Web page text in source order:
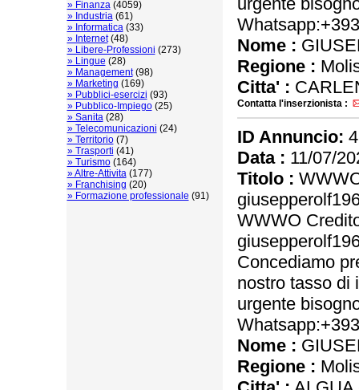
» Finanza(4059)
» Industria(61)
» Informatica(33)
» Internet(48)
» Libere-Professioni (273)
» Lingue (28)
» Management(98)
» Marketing (169)
» Pubblici-esercizi (93)
» Pubblico-Impiego(25)
» Sanita(28)
» Telecomunicazioni (24)
» Territorio(7)
» Trasporti (41)
» Turismo(164)
» Altre-Attivita(177)
» Franchising (20)
» Formazione professionale (91)
Nome :
Regione :
Citta' :
Contatta l'inserzionista :
ID Annuncio:
Data : 11/07/
Titolo :
WWWO
Concediamo
nostro tasso di
urgente
Nome :
Regione :